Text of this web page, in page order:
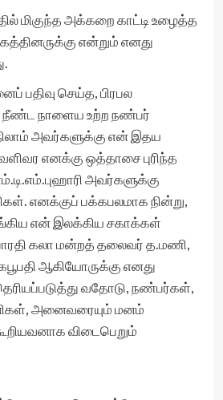
மிகுந்த அக்கறை காட்டி உழைத்த
என்றும் எனது
பதிவு செய்த, பிரபல
நாளைய உற்ற நண்பர்
அவர்களுக்கு என் இதய
எனக்கு ஒத்தாசை புரிந்த
அவர்களுக்கு
எனக்குப் பக்கபலமாக நின்று,
என் இலக்கிய சகாக்கள்
கலா மன்றத் தலைவர் த.மணி,
ஆகியோருக்கு எனது
வதோடு, நண்பர்கள்,
அனைவரையும் மனம்
விடைபெறும்